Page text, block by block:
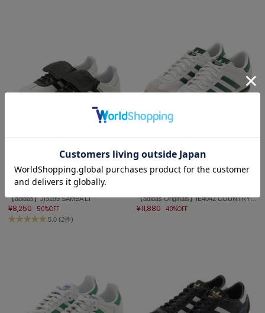
LITTLE UNION TOKYO
リトルユニオン トウキョウ
MICHU COQUETTE
ミチュ コケット
ミースロエ
モワージュ
sale
LITTLE UNION TOKYO
【adidas】JI3199 SAMBA LT
¥8,250 50%OFF
5.0 (2件)
SOLD OUT
sale
【adidas Originals】IE4042 COUNTRY JAPAN
¥11,880 40%OFF